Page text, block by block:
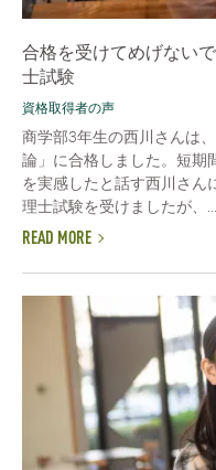
合格を受けてめげない
士試験
資格取得者の声
商学部3年生の西川さんは
論」に合格しました。短期
を実感したと話す西川さん
理士試験を受けましたが、...
READ MORE